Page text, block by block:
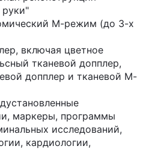
М-режим (до 3-х
включая цветное
тканевой допплер,
допплер и тканевой М-
маркеры, программы
исследований,
кардиологии,